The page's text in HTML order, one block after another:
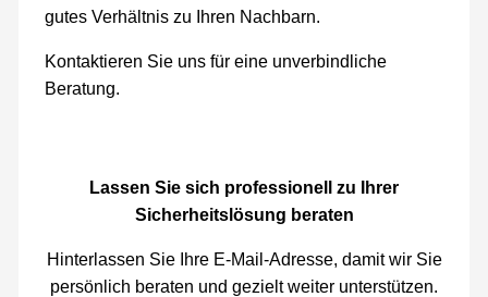
gutes Verhältnis zu Ihren Nachbarn.
Kontaktieren Sie uns für eine unverbindliche
Beratung.
Lassen Sie sich professionell zu Ihrer
Sicherheitslösung beraten
Hinterlassen Sie Ihre E-Mail-Adresse, damit wir Sie
persönlich beraten und gezielt weiter unterstützen.